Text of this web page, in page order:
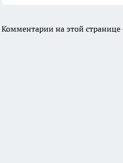
Комментарии на этой